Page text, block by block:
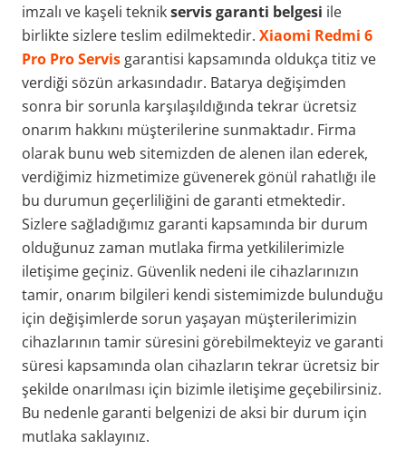
imzalı ve kaşeli teknikservis garanti belgesi ile
birlikte sizlere teslim edilmektedir. Xiaomi Redmi 6
Pro Pro Servis garantisi kapsamında oldukça titiz ve
verdiği sözün arkasındadır. Batarya değişimden
sonra bir sorunla karşılaşıldığında tekrar ücretsiz
onarım hakkını müşterilerine sunmaktadır. Firma
olarak bunu web sitemizden de alenen ilan ederek,
verdiğimiz hizmetimize güvenerek gönül rahatlığı ile
bu durumun geçerliliğini de garanti etmektedir.
Sizlere sağladığımız garanti kapsamında bir durum
olduğunuz zaman mutlaka firma yetkililerimizle
iletişime geçiniz. Güvenlik nedeni ile cihazlarınızın
tamir, onarım bilgileri kendi sistemimizde bulunduğu
için değişimlerde sorun yaşayan müşterilerimizin
cihazlarının tamir süresini görebilmekteyiz ve garanti
süresi kapsamında olan cihazların tekrar ücretsiz bir
şekilde onarılması için bizimle iletişime geçebilirsiniz.
Bu nedenle garanti belgenizi de aksi bir durum için
mutlaka saklayınız.